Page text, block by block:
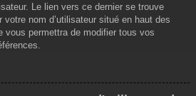
Le lien vers ce dernier se trouve
nom d’utilisateur situé en haut des
vous permettra de modifier tous vos